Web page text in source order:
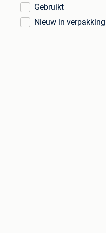
Gebruikt
Nieuw in verpakking